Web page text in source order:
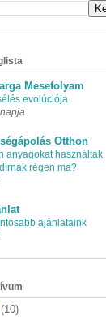
Mesefolyam
evolúciója
Otthon
anyagokat használtak
régen ma?
ajánlataink
(10)